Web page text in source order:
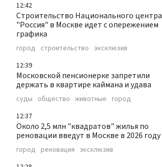
12:42
Строительство Национального центра
"Россия" в Москве идет с опережением
графика
город строительство эксклюзив
12:39
Московской пенсионерке запретили
держать в квартире каймана и удава
суды общество животные город
12:37
Около 2,5 млн "квадратов" жилья по
реновации введут в Москве в 2026 году
город реновация эксклюзив